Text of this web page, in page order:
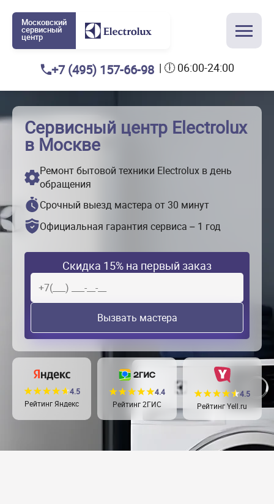
Московский
сервисный
центр
+7 (495) 157-66-98| 🕕 06:00-24:00
Сервисный центр Electrolux
в Москве
Ремонт бытовой техники Electrolux в день
обращения
Срочный выезд мастера от 30 минут
Официальная гарантия сервиса – 1 год
Скидка 15% на первый заказ
Вызвать мастера
4.5
Рейтинг Яндекс
4.4
Рейтинг 2ГИС
4.5
Рейтинг Yell.ru